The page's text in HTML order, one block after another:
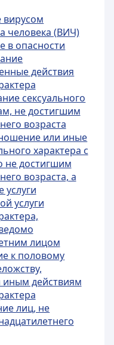
вирусом
человека (ВИЧ)
в опасности
действия
сексуального
не достигшим
возраста
или иные
характера с
не достигшим
возраста, а
услуги
услуги
лицом
к половому
иным действиям
лиц, не